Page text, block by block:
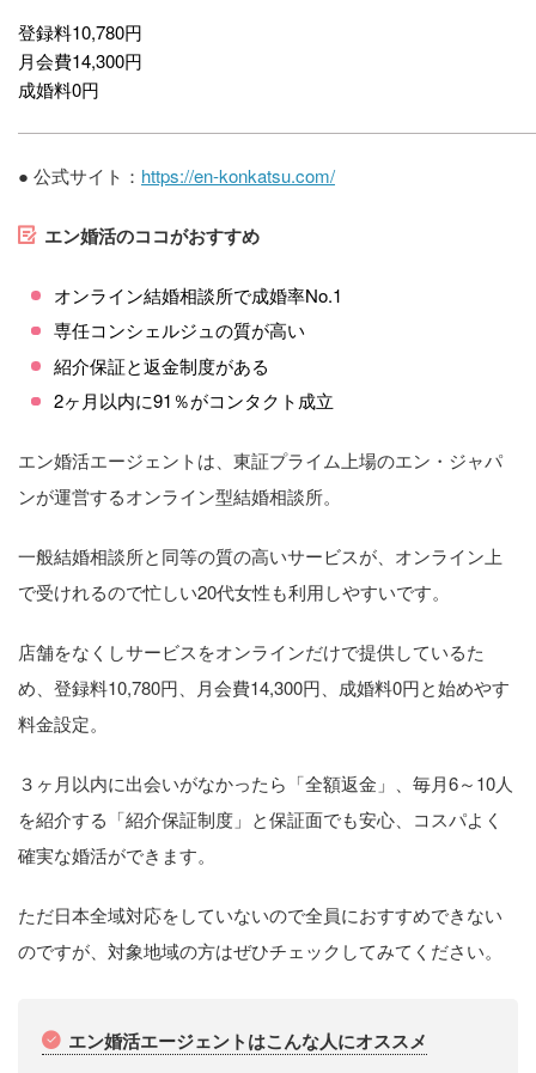
登録料10,780円
月会費14,300円
成婚料0円
● 公式サイト： https://en-konkatsu.com/
エン婚活のココがおすすめ
オンライン結婚相談所で成婚率No.1
専任コンシェルジュの質が高い
紹介保証と返金制度がある
2ヶ月以内に91％がコンタクト成立
エン婚活エージェントは、東証プライム上場のエン・ジャパ
ンが運営するオンライン型結婚相談所。
一般結婚相談所と同等の質の高いサービスが、オンライン上
で受けれるので忙しい20代女性も利用しやすいです。
店舗をなくしサービスをオンラインだけで提供しているた
め、登録料10,780円、月会費14,300円、成婚料0円と始めやす
料金設定。
３ヶ月以内に出会いがなかったら「全額返金」、毎月6～10人
を紹介する「紹介保証制度」と保証面でも安心、コスパよく
確実な婚活ができます。
ただ日本全域対応をしていないので全員におすすめできない
のですが、対象地域の方はぜひチェックしてみてください。
エン婚活エージェントはこんな人にオススメ